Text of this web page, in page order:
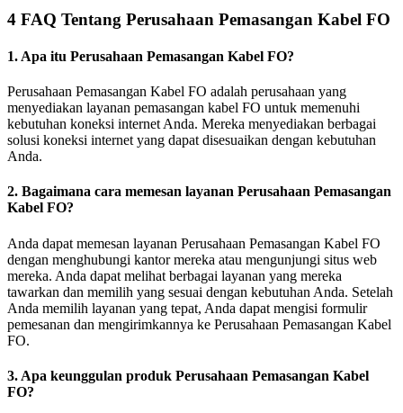
4 FAQ Tentang Perusahaan Pemasangan Kabel FO
1. Apa itu Perusahaan Pemasangan Kabel FO?
Perusahaan Pemasangan Kabel FO adalah perusahaan yang
menyediakan layanan pemasangan kabel FO untuk memenuhi
kebutuhan koneksi internet Anda. Mereka menyediakan berbagai
solusi koneksi internet yang dapat disesuaikan dengan kebutuhan
Anda.
2. Bagaimana cara memesan layanan Perusahaan Pemasangan
Kabel FO?
Anda dapat memesan layanan Perusahaan Pemasangan Kabel FO
dengan menghubungi kantor mereka atau mengunjungi situs web
mereka. Anda dapat melihat berbagai layanan yang mereka
tawarkan dan memilih yang sesuai dengan kebutuhan Anda. Setelah
Anda memilih layanan yang tepat, Anda dapat mengisi formulir
pemesanan dan mengirimkannya ke Perusahaan Pemasangan Kabel
FO.
3. Apa keunggulan produk Perusahaan Pemasangan Kabel
FO?